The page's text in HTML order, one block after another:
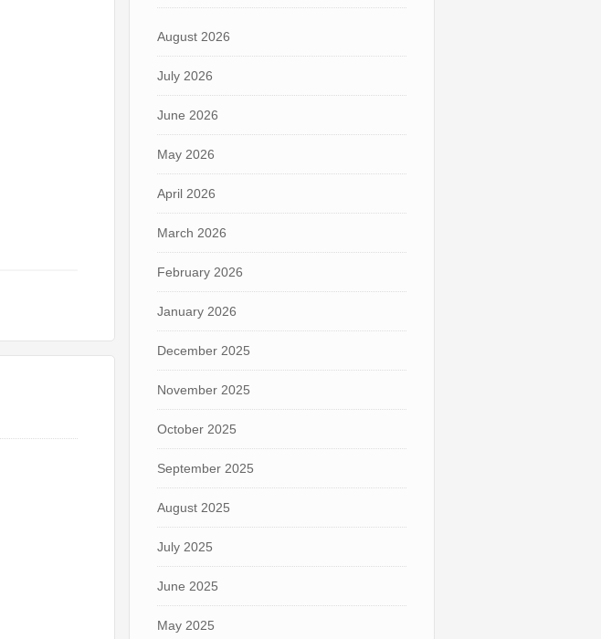
August 2026
July 2026
June 2026
May 2026
April 2026
March 2026
February 2026
January 2026
December 2025
November 2025
October 2025
September 2025
August 2025
July 2025
June 2025
May 2025